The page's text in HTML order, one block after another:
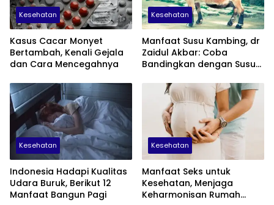
Kesehatan
Kasus Cacar Monyet
Bertambah, Kenali Gejala
dan Cara Mencegahnya
Kesehatan
Manfaat Susu Kambing, dr
Zaidul Akbar: Coba
Bandingkan dengan Susu
Kesehatan
Indonesia Hadapi Kualitas
Udara Buruk, Berikut 12
Manfaat Bangun Pagi
Kesehatan
Manfaat Seks untuk
Kesehatan, Menjaga
Keharmonisan Rumah